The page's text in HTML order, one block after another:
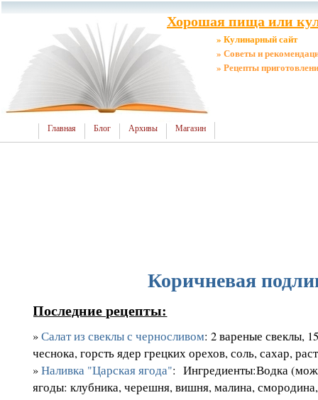
Хорошая пища или
» Кулинарный сайт
» Советы и
» Рецепты
Главная Блог Архивы Магазин
Коричневая
Последние рецепты:
»Салат из свеклы с черносливом: 2 вареные свеклы,
чеснока, горсть ядер грецких орехов, соль, сахар,
»Наливка "Царская ягода": Ингредиенты:Водка
ягоды: клубника, черешня, вишня, малина,